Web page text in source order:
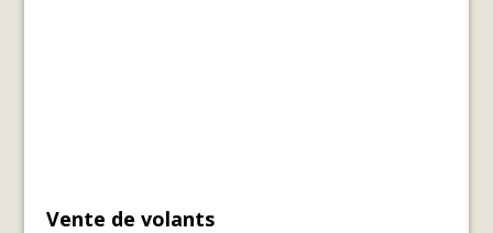
Vente de volants